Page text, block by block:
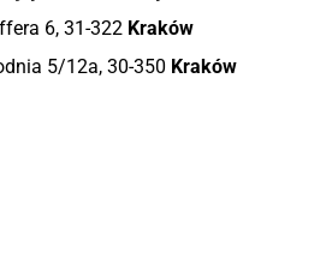
6, 31-322 Kraków
5/12a, 30-350 Kraków